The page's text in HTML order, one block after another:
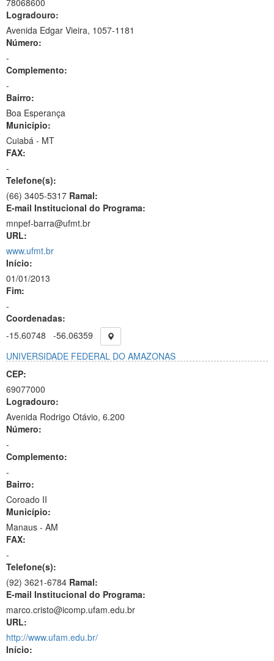
78068600
Logradouro:
Avenida Edgar Vieira, 1057-1181
Número:
-
Complemento:
-
Bairro:
Boa Esperança
Município:
Cuiabá - MT
FAX:
-
Telefone(s):
(66) 3405-5317 Ramal:
E-mail Institucional do Programa:
mnpef-barra@ufmt.br
URL:
www.ufmt.br
Início:
01/01/2013
Fim:
-
Coordenadas:
-15.60748
-56.06359
UNIVERSIDADE FEDERAL DO AMAZONAS
CEP:
69077000
Logradouro:
Avenida Rodrigo Otávio, 6.200
Número:
-
Complemento:
-
Bairro:
Coroado II
Município:
Manaus - AM
FAX:
-
Telefone(s):
(92) 3621-6784 Ramal:
E-mail Institucional do Programa:
marco.cristo@icomp.ufam.edu.br
URL:
http://www.ufam.edu.br/
Início: